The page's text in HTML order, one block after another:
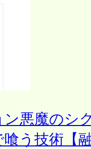
悪魔のシ
う技術【